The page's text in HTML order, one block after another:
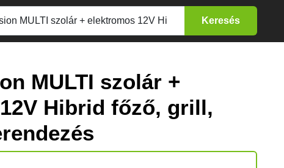
MULTI szolár +
Hibrid főző, grill,